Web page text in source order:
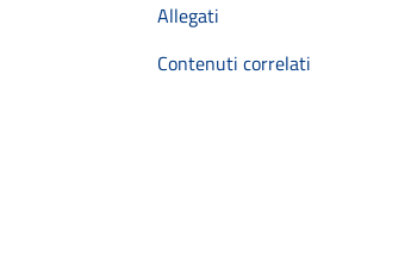
Allegati
Contenuti correlati